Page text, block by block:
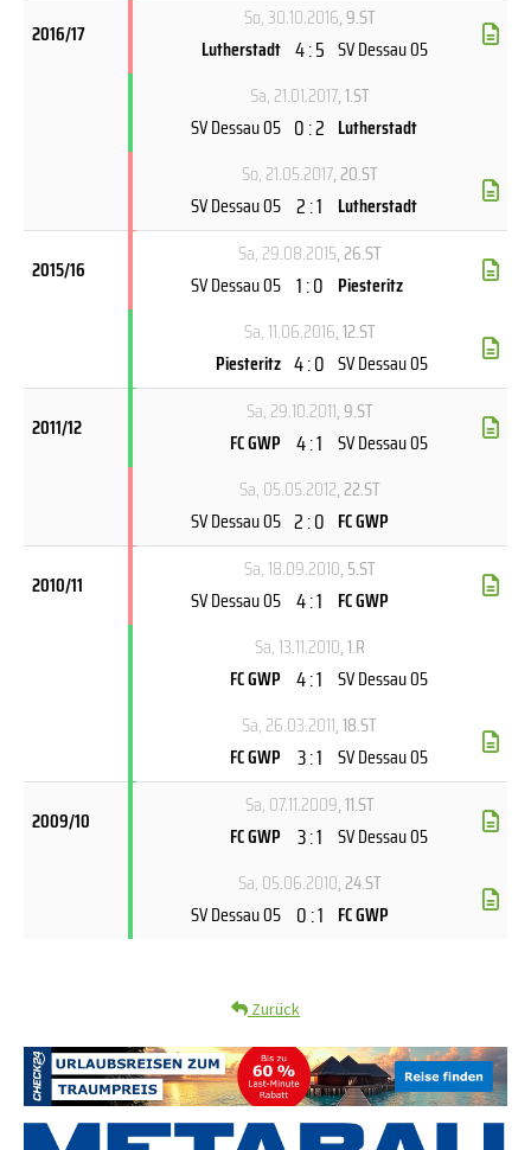
2016/17
So, 30.10.2016, 9.ST
Lutherstadt 4 : 5 SV Dessau 05
Sa, 21.01.2017, 1.ST
SV Dessau 05 0 : 2 Lutherstadt
So, 21.05.2017, 20.ST
SV Dessau 05 2 : 1 Lutherstadt
2015/16
Sa, 29.08.2015, 26.ST
SV Dessau 05 1 : 0 Piesteritz
Sa, 11.06.2016, 12.ST
Piesteritz 4 : 0 SV Dessau 05
2011/12
Sa, 29.10.2011, 9.ST
FC GWP 4 : 1 SV Dessau 05
Sa, 05.05.2012, 22.ST
SV Dessau 05 2 : 0 FC GWP
2010/11
Sa, 18.09.2010, 5.ST
SV Dessau 05 4 : 1 FC GWP
Sa, 13.11.2010, 1.R
FC GWP 4 : 1 SV Dessau 05
Sa, 26.03.2011, 18.ST
FC GWP 3 : 1 SV Dessau 05
2009/10
Sa, 07.11.2009, 11.ST
FC GWP 3 : 1 SV Dessau 05
Sa, 05.06.2010, 24.ST
SV Dessau 05 0 : 1 FC GWP
Zurück